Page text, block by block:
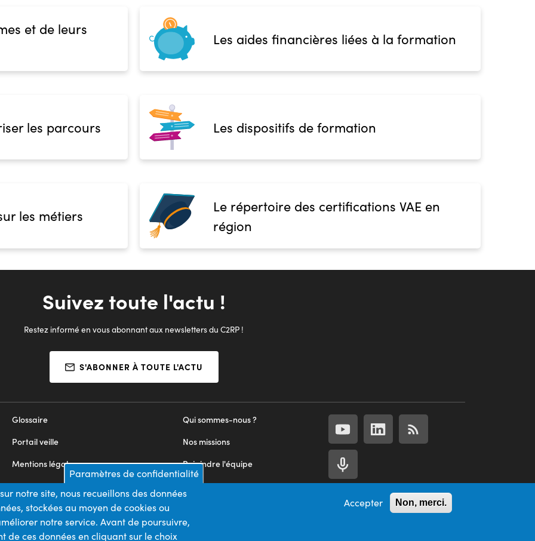
et de leurs
Les aides financières liées à la formation
les parcours Les dispositifs de formation
les métiers
Le répertoire des certifications VAE en
région
Suivez toute l'actu !
Restez informé en vous abonnant aux newsletters du C2RP !
S'ABONNER À TOUTE L'ACTU
Qui sommes-nous ?
Nos missions
Rejoindre l'équipe
Nous contacter
Glossaire
Portail veille
Mentions légales
Appels d'offres
Plan du site
Paramètres de confidentialité
notre site, nous recueillons des données
stockées au moyen de cookies ou
notre service. Avant de poursuivre,
de ces données en cliquant sur le choix
Accepter Non, merci.